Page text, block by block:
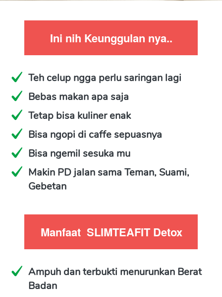
Ini nih Keunggulan nya..
Teh celup ngga perlu saringan lagi
Bebas makan apa saja
Tetap bisa kuliner enak
Bisa ngopi di caffe sepuasnya
Bisa ngemil sesuka mu
Makin PD jalan sama Teman, Suami,
Gebetan
Manfaat  SLIMTEAFIT Detox
Ampuh dan terbukti menurunkan Berat
Badan